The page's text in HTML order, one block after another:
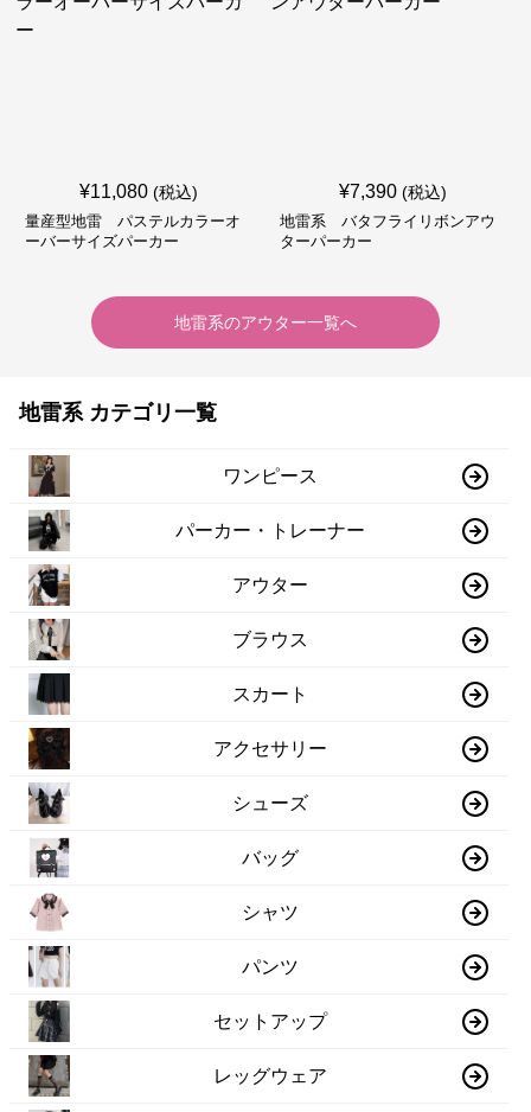
¥11,080 (税込)
量産型地雷 パステルカラーオ
ーバーサイズパーカー
¥7,390 (税込)
地雷系 バタフライリボンアウ
ターパーカー
地雷系のアウター一覧へ
地雷系 カテゴリ一覧
ワンピース
パーカー・トレーナー
アウター
ブラウス
スカート
アクセサリー
シューズ
バッグ
シャツ
パンツ
セットアップ
レッグウェア